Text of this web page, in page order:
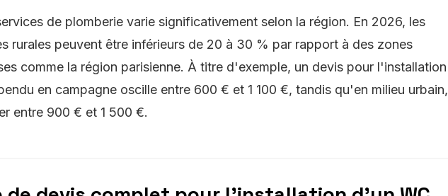
de plomberie varie significativement selon la région. En 2026, les
rurales peuvent être inférieurs de 20 à 30 % par rapport à des zones
comme la région parisienne. À titre d'exemple, un devis pour l'installation
en campagne oscille entre 600 € et 1 100 €, tandis qu'en milieu urbain,
entre 900 € et 1 500 €.